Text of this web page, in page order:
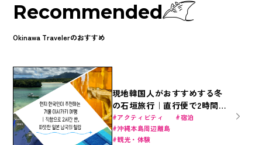
Recommended
Okinawa Travelerのおすすめ
現地韓国人がおすすめする冬
の石垣旅行｜直行便で2時間
半、暖かい日本南国のヒーリ
ング
アクティビティ
宿泊
沖縄本島周辺離島
観光・体験